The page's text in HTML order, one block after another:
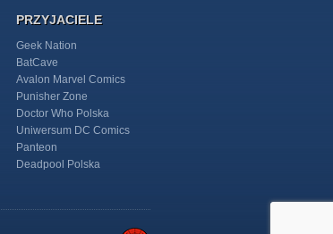
PRZYJACIELE
Geek Nation
BatCave
Avalon Marvel Comics
Punisher Zone
Doctor Who Polska
Uniwersum DC Comics
Panteon
Deadpool Polska